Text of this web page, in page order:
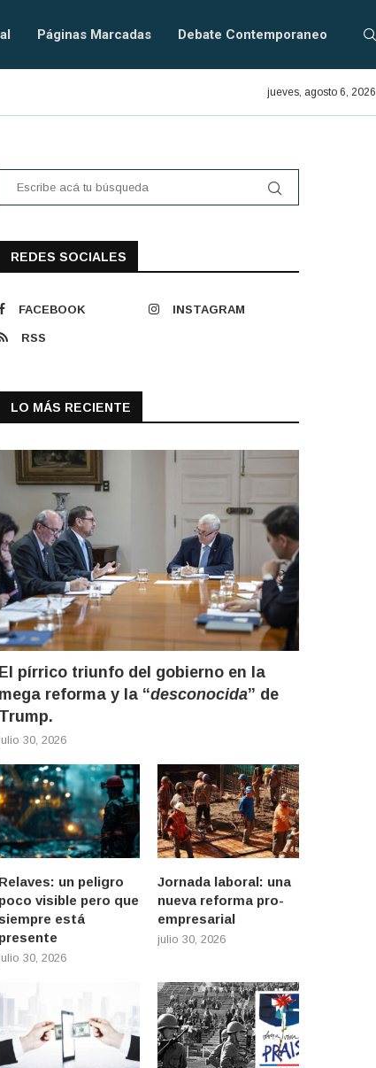
Páginas Marcadas Debate Contemporaneo
En defensa del PRAIS.
jueves, agosto 6, 2026
REDES SOCIALES
FACEBOOK INSTAGRAM
RSS
LO MÁS RECIENTE
El pírrico triunfo del gobierno en la
mega reforma y la “desconocida” de
Trump.
julio 30, 2026
Relaves: un peligro
poco visible pero que
siempre está
presente
julio 30, 2026
Jornada laboral: una
nueva reforma pro-
empresarial
julio 30, 2026